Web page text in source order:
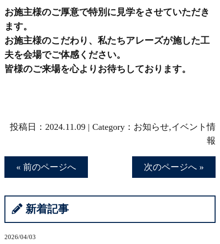
お施主様のご厚意で特別に見学をさせていただき
ます。
お施主様のこだわり、私たちアレーズが施した工
夫を会場でご体感ください。
皆様のご来場を心よりお待ちしております。
投稿日：2024.11.09 |Category： お知らせ,イベント情
報
« 前のページへ 次のページへ »
新着記事
2026/04/03